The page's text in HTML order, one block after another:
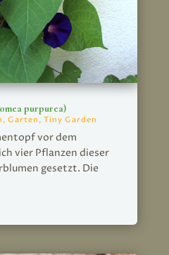
purpurea)
, Garten , Tiny Garden
vor dem
vier Pflanzen dieser
gesetzt. Die